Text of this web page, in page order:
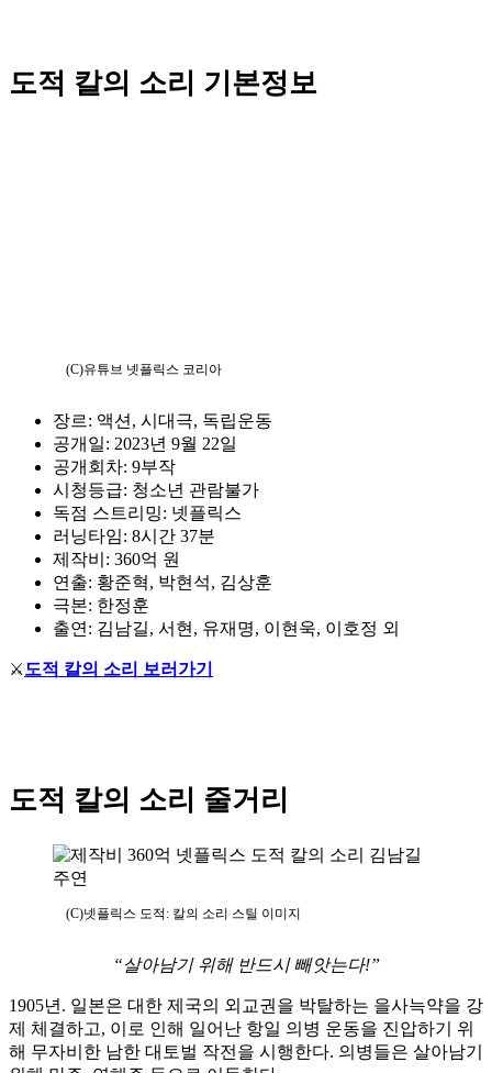
도적 칼의 소리 기본정보
(C)유튜브 넷플릭스 코리아
장르: 액션, 시대극, 독립운동
공개일: 2023년 9월 22일
공개회차: 9부작
시청등급: 청소년 관람불가
독점 스트리밍: 넷플릭스
러닝타임: 8시간 37분
제작비: 360억 원
연출: 황준혁, 박현석, 김상훈
극본: 한정훈
출연: 김남길, 서현, 유재명, 이현욱, 이호정 외
⚔도적 칼의 소리 보러가기
도적 칼의 소리 줄거리
(C)넷플릭스 도적: 칼의 소리 스틸 이미지
“살아남기 위해 반드시 빼앗는다!”
1905년. 일본은 대한 제국의 외교권을 박탈하는 을사늑약을 강
제 체결하고, 이로 인해 일어난 항일 의병 운동을 진압하기 위
해 무자비한 남한 대토벌 작전을 시행한다. 의병들은 살아남기